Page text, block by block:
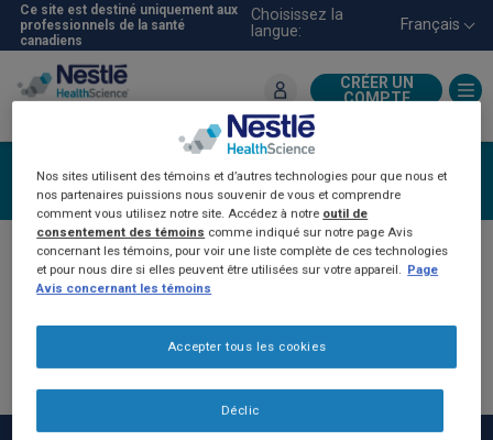
Aller
au
contenu
principal
Ce site est destiné uniquement aux
professionnels de la santé
canadiens
Choisissez la
langue:
Français
CRÉER UN
COMPTE
Créer un compte
Si vous avez déjà communiqué avec un
représentant de NHSc, vous avez été
Pro. Veuillez cliquer sur« Ouvrir une session »
puis sur « Vous avez oublié votre mot de passe?
» pour réinitialiser votre mot de passe.
Nos sites utilisent des témoins et d’autres technologies pour que nous et
nos partenaires puissions nous souvenir de vous et comprendre
comment vous utilisez notre site. Accédez à notre outil de
consentement des témoins comme indiqué sur notre page Avis
concernant les témoins, pour voir une liste complète de ces technologies
et pour nous dire si elles peuvent être utilisées sur votre appareil. Page
Avis concernant les témoins
Déclic
Accepter tous les cookies